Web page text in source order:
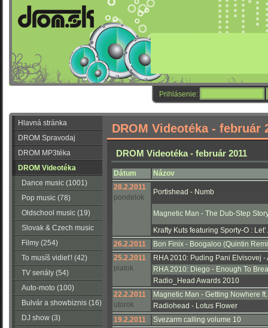
Prihlásenie:
Hlavná stránka
DROM Spravodaj
DROM MP3téka
DROM Videotéka
Dance music (1001)
Pop music (78)
Oldschool music (19)
Slovak & Czech music
(56)Filmy (254)
To musíš vidieť! (42)
TV seriály (54)
Auto-moto (100)
Bulvár a showbiznis (16)
DJ show (3)
DROM Videotéka - február
DROM Videotéka - február 2011
Dátum
Názov
28.2.2011
pondelok
Portishead - Numb
Magnetic Man - The Dub-Step
Krafty Kuts featuring Sporty-O :
26.2.2011
Bon Finix - Boogaloo (Quintin
25.2.2011
piatok
RHA 2010: Puding Pani Elvisovej
RHA 2010: Diego - Enough To
Radio_Head Awards 2010
22.2.2011
utorok
Magnetic Man - Getting Nowhere
Radiohead - Lotus Flower
19.2.2011
Svezarm calling volume 10